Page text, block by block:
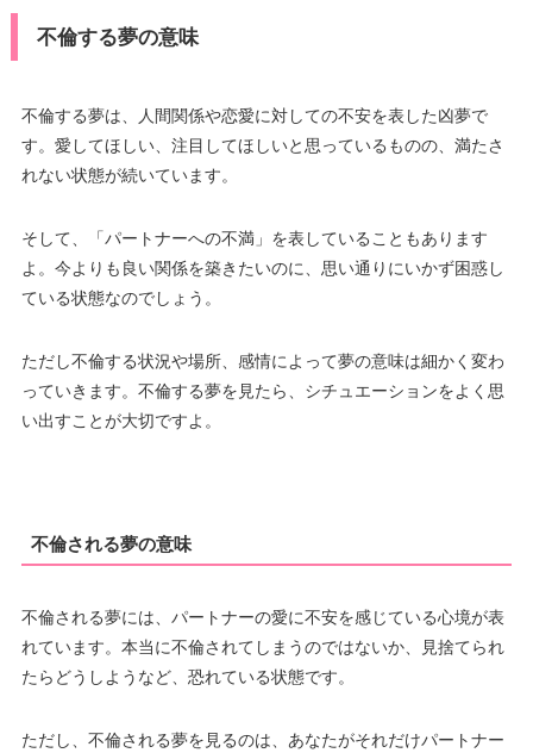
不倫する夢の意味
不倫する夢は、人間関係や恋愛に対しての不安を表した凶夢で
す。愛してほしい、注目してほしいと思っているものの、満たさ
れない状態が続いています。
そして、「パートナーへの不満」を表していることもあります
よ。今よりも良い関係を築きたいのに、思い通りにいかず困惑し
ている状態なのでしょう。
ただし不倫する状況や場所、感情によって夢の意味は細かく変わ
っていきます。不倫する夢を見たら、シチュエーションをよく思
い出すことが大切ですよ。
不倫される夢の意味
不倫される夢には、パートナーの愛に不安を感じている心境が表
れています。本当に不倫されてしまうのではないか、見捨てられ
たらどうしようなど、恐れている状態です。
ただし、不倫される夢を見るのは、あなたがそれだけパートナー